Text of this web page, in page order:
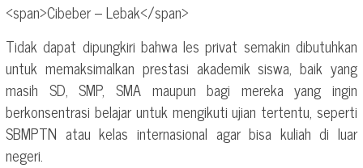
Tidak dapat dipungkiri bahwa les privat semakin dibutuhkan
untuk memaksimalkan prestasi akademik siswa, baik yang
masih SD, SMP, SMA maupun bagi mereka yang ingin
berkonsentrasi belajar untuk mengikuti ujian tertentu, seperti
SBMPTN atau kelas internasional agar bisa kuliah di luar
negeri.